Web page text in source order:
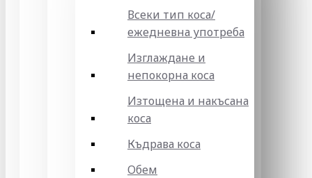
Всеки тип коса/
ежедневна употреба
Изглаждане и
непокорна коса
Изтощена и накъсана
коса
Къдрава коса
Обем